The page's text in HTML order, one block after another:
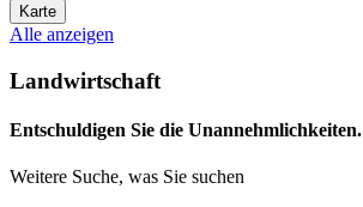
Karte
Alle anzeigen
Landwirtschaft
Entschuldigen Sie die Unannehmlichkeiten.
Weitere Suche, was Sie suchen